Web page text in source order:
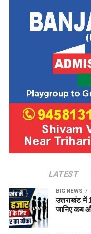
LATEST
BIG NEWS
उत्तराखंड में
जानिए कब